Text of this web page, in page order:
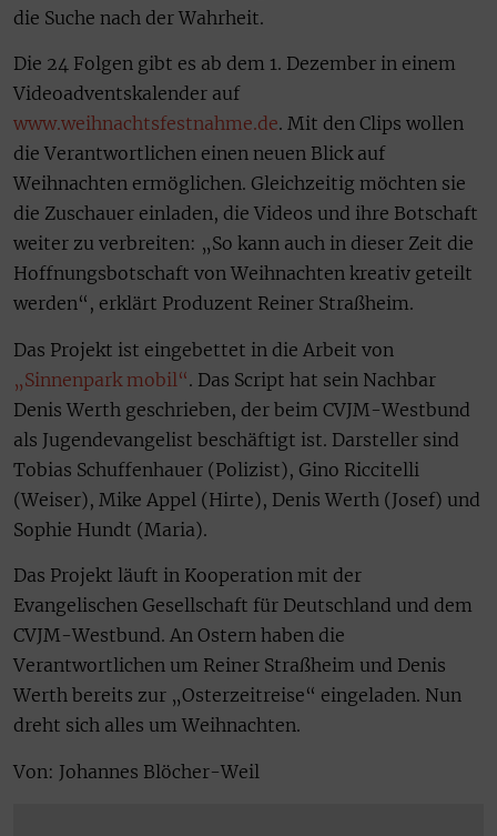
die Suche nach der Wahrheit.
Die 24 Folgen gibt es ab dem 1. Dezember in einem
Videoadventskalender auf
www.weihnachtsfestnahme.de. Mit den Clips wollen
die Verantwortlichen einen neuen Blick auf
Weihnachten ermöglichen. Gleichzeitig möchten sie
die Zuschauer einladen, die Videos und ihre Botschaft
weiter zu verbreiten: „So kann auch in dieser Zeit die
Hoffnungsbotschaft von Weihnachten kreativ geteilt
werden“, erklärt Produzent Reiner Straßheim.
Das Projekt ist eingebettet in die Arbeit von
„Sinnenpark mobil“. Das Script hat sein Nachbar
Denis Werth geschrieben, der beim CVJM-Westbund
als Jugendevangelist beschäftigt ist. Darsteller sind
Tobias Schuffenhauer (Polizist), Gino Riccitelli
(Weiser), Mike Appel (Hirte), Denis Werth (Josef) und
Sophie Hundt (Maria).
Das Projekt läuft in Kooperation mit der
Evangelischen Gesellschaft für Deutschland und dem
CVJM-Westbund. An Ostern haben die
Verantwortlichen um Reiner Straßheim und Denis
Werth bereits zur „Osterzeitreise“ eingeladen. Nun
dreht sich alles um Weihnachten.
Von: Johannes Blöcher-Weil